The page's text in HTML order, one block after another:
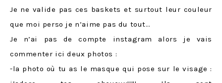
Je ne valide pas ces baskets et surtout leur couleur
que moi perso je n’aime pas du tout…
Je n’ai pas de compte instagram alors je vais
commenter ici deux photos :
-la photo où tu as le masque qui pose sur le visage :